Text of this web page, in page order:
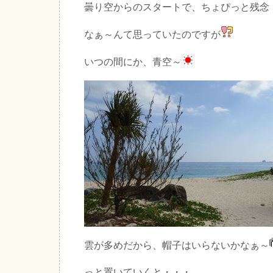
曇り空からのスタートで、ちょぴっと残念
なぁ～んて思っていたのですが
いつの間にか、青空～
雲が多めだから、帽子はいらないかなぁ～